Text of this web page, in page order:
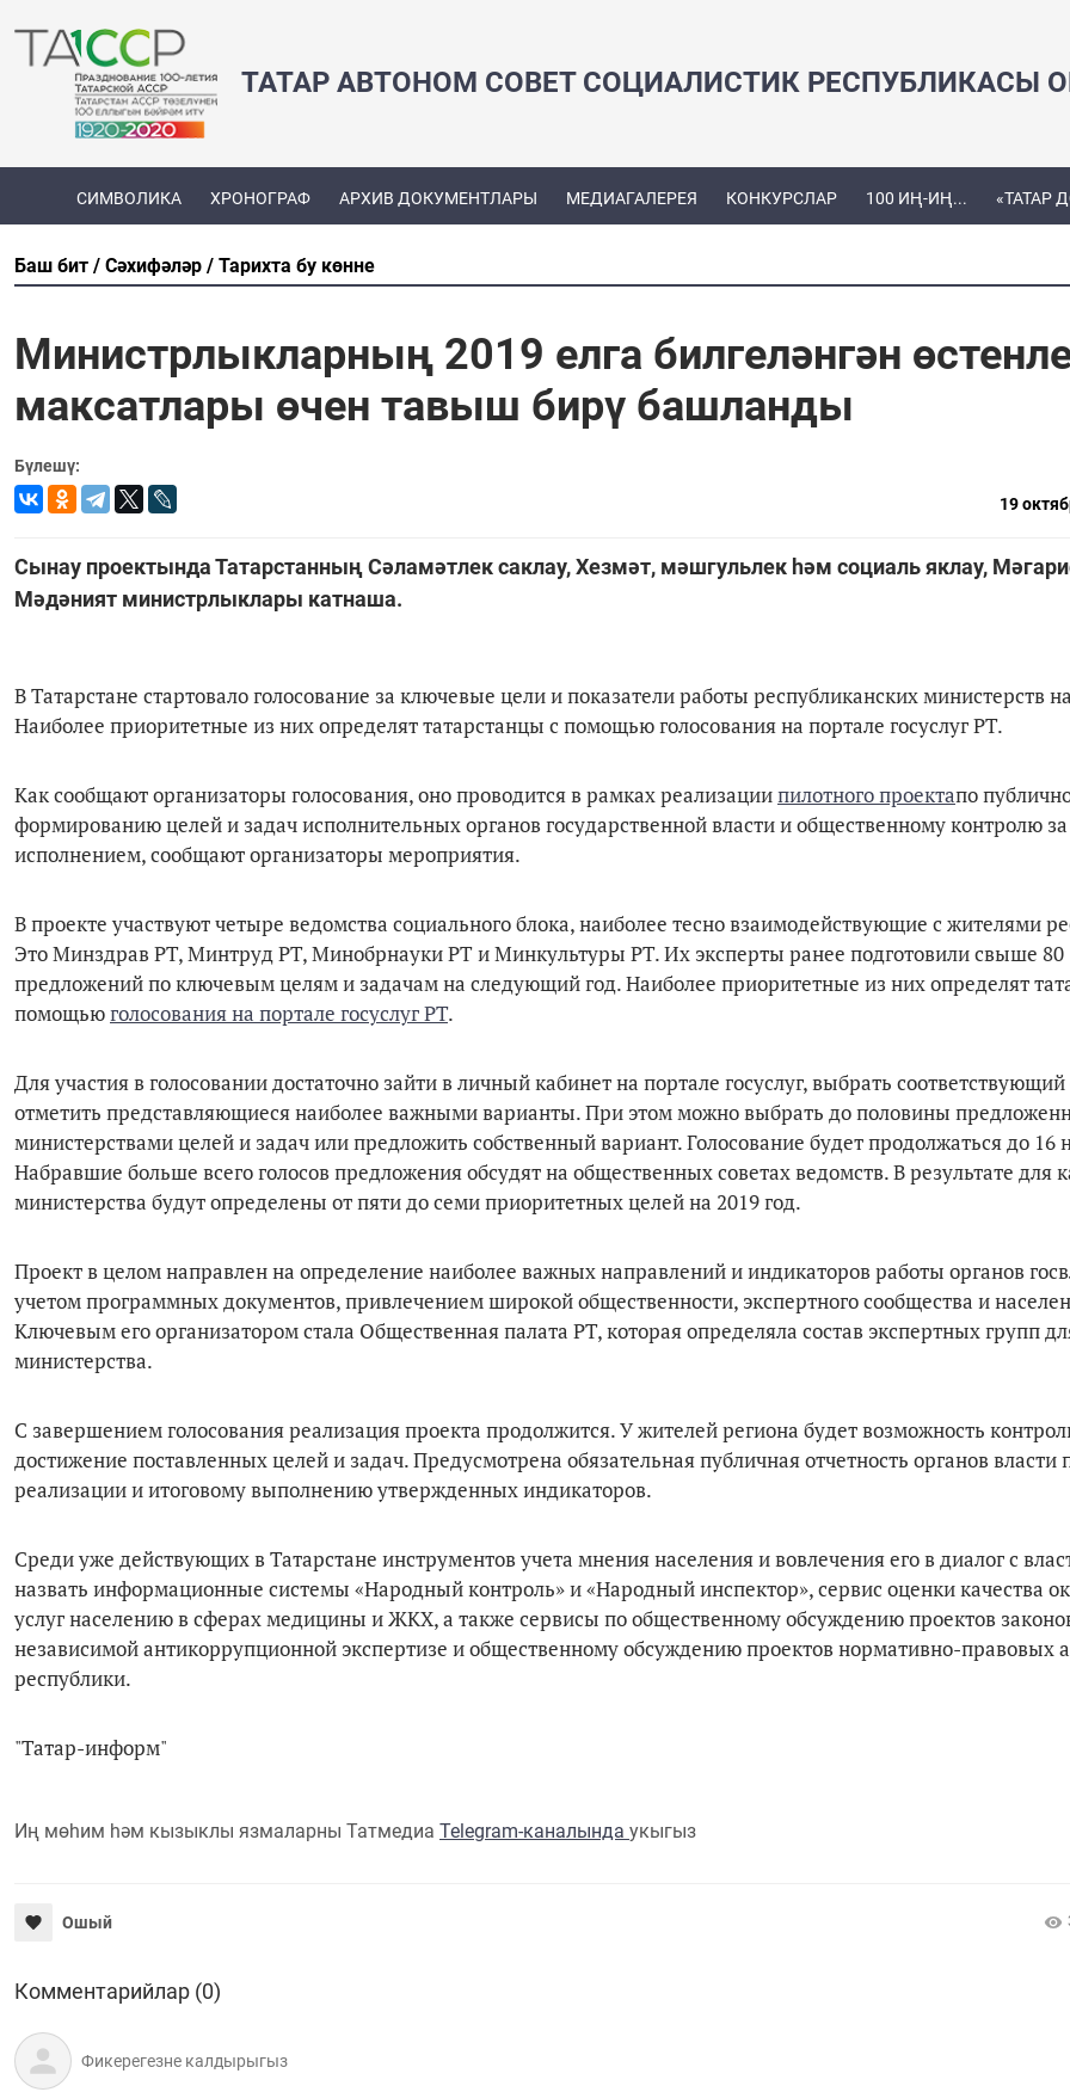
ТАТАР АВТОНОМ СОВЕТ СОЦИАЛИСТИК РЕСПУБЛИКАСЫ
СИМВОЛИКА ХРОНОГРАФ АРХИВ ДОКУМЕНТЛАРЫ МЕДИАГАЛЕРЕЯ КОНКУРСЛАР 100 ИҢ-ИҢ... «ТАТАР
Баш бит Сәхифәләр Тарихта бу көнне
Министрлыкларның 2019 елга билгеләнгән
максатлары өчен тавыш бирү башланды
Бүлешү:
19
Сынау проектында Татарстанның Сәламәтлек саклау, Хезмәт, мәшгульлек һәм социаль яклау,
Мәдәният министрлыклары катнаша.
В Татарстане стартовало голосование за ключевые цели и показатели работы республиканских министерств
Наиболее приоритетные из них определят татарстанцы с помощью голосования на портале госуслуг РТ.
Как сообщают организаторы голосования, оно проводится в рамках реализациипилотного проектапо
формированию целей и задач исполнительных органов государственной власти и общественному контролю
исполнением, сообщают организаторы мероприятия.
В проекте участвуют четыре ведомства социального блока, наиболее тесно взаимодействующие с жителями
Это Минздрав РТ, Минтруд РТ, Минобрнауки РТ и Минкультуры РТ. Их эксперты ранее подготовили свыше 80
предложений по ключевым целям и задачам на следующий год. Наиболее приоритетные из них определят
помощьюголосования на портале госуслуг РТ.
Для участия в голосовании достаточно зайти в личный кабинет на портале госуслуг, выбрать
отметить представляющиеся наиболее важными варианты. При этом можно выбрать до половины
министерствами целей и задач или предложить собственный вариант. Голосование будет продолжаться до 16
Набравшие больше всего голосов предложения обсудят на общественных советах ведомств. В результате для
министерства будут определены от пяти до семи приоритетных целей на 2019 год.
Проект в целом направлен на определение наиболее важных направлений и индикаторов работы органов
учетом программных документов, привлечением широкой общественности, экспертного сообщества и
Ключевым его организатором стала Общественная палата РТ, которая определяла состав экспертных групп
министерства.
С завершением голосования реализация проекта продолжится. У жителей региона будет возможность
достижение поставленных целей и задач. Предусмотрена обязательная публичная отчетность органов власти
реализации и итоговому выполнению утвержденных индикаторов.
Среди уже действующих в Татарстане инструментов учета мнения населения и вовлечения его в диалог с
назвать информационные системы «Народный контроль» и «Народный инспектор», сервис оценки качества
услуг населению в сферах медицины и ЖКХ, а также сервисы по общественному обсуждению проектов
независимой антикоррупционной экспертизе и общественному обсуждению проектов нормативно-правовых
республики.
"Татар-информ"
Иң мөһим һәм кызыклы язмаларны Татмедиа Telegram-каналында укыгыз
Ошый
Комментарийлар (0)